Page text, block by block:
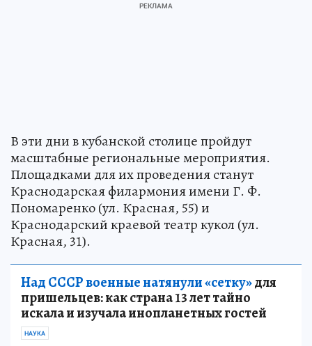
В эти дни в кубанской столице пройдут
масштабные региональные мероприятия.
Площадками для их проведения станут
Краснодарская филармония имени Г. Ф.
Пономаренко (ул. Красная, 55) и
Краснодарский краевой театр кукол (ул.
Красная, 31).
Над СССР военные натянули «сетку»для
пришельцев: как страна 13 лет тайно
искала и изучала инопланетных гостей
НАУКА